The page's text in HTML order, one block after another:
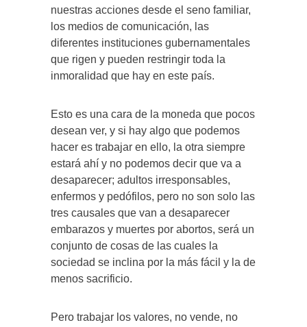
nuestras acciones desde el seno familiar,
los medios de comunicación, las
diferentes instituciones gubernamentales
que rigen y pueden restringir toda la
inmoralidad que hay en este país.
Esto es una cara de la moneda que pocos
desean ver, y si hay algo que podemos
hacer es trabajar en ello, la otra siempre
estará ahí y no podemos decir que va a
desaparecer; adultos irresponsables,
enfermos y pedófilos, pero no son solo las
tres causales que van a desaparecer
embarazos y muertes por abortos, será un
conjunto de cosas de las cuales la
sociedad se inclina por la más fácil y la de
menos sacrificio.
Pero trabajar los valores, no vende, no